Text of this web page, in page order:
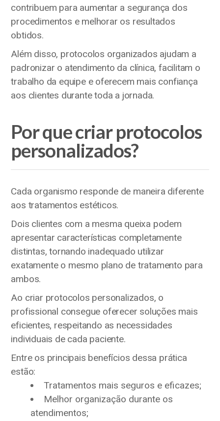
contribuem para aumentar a segurança dos
procedimentos e melhorar os resultados
obtidos.
Além disso, protocolos organizados ajudam a
padronizar o atendimento da clínica, facilitam o
trabalho da equipe e oferecem mais confiança
aos clientes durante toda a jornada.
Por que criar protocolos
personalizados?
Cada organismo responde de maneira diferente
aos tratamentos estéticos.
Dois clientes com a mesma queixa podem
apresentar características completamente
distintas, tornando inadequado utilizar
exatamente o mesmo plano de tratamento para
ambos.
Ao criar protocolos personalizados, o
profissional consegue oferecer soluções mais
eficientes, respeitando as necessidades
individuais de cada paciente.
Entre os principais benefícios dessa prática
estão:
Tratamentos mais seguros e eficazes;
Melhor organização durante os
atendimentos;